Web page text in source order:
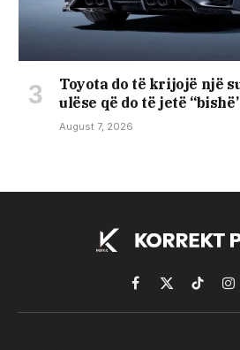
Toyota do të krijojë një
ulëse që do të jetë
August 7, 2026
Facebook
X
(Twitter)
TikTok